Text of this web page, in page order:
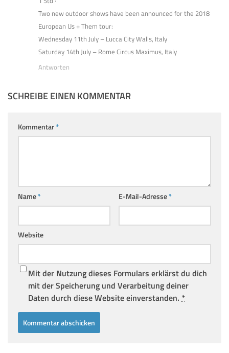
Two new outdoor shows have been announced for the 2018
European Us + Them tour:
Wednesday 11th July – Lucca City Walls, Italy
Saturday 14th July – Rome Circus Maximus, Italy
Antworten
SCHREIBE EINEN KOMMENTAR
Kommentar*
Name* E-Mail-Adresse*
Website
Mit der Nutzung dieses Formulars erklärst du dich
mit der Speicherung und Verarbeitung deiner
Daten durch diese Website einverstanden. *